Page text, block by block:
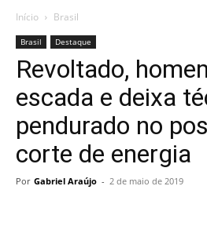
Início Brasil
Brasil Destaque
Revoltado,
escada e deixa
pendurado no
corte de energia
Por Gabriel Araújo - 2 de maio de 2019